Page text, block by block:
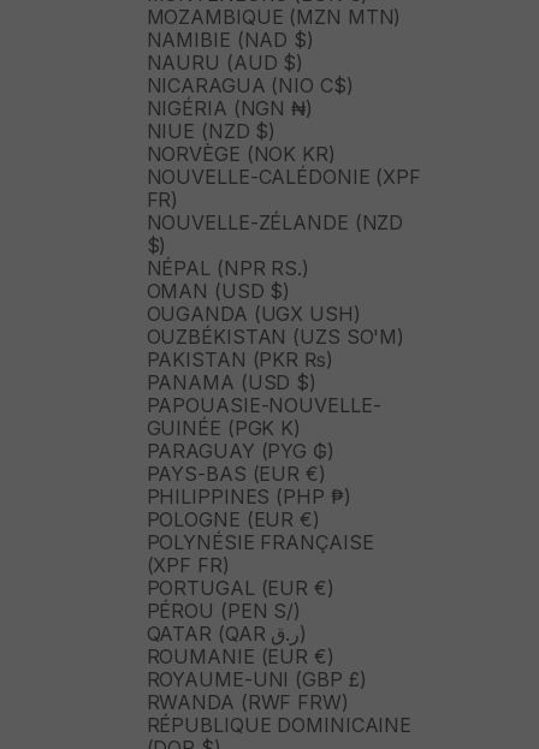
MOZAMBIQUE (MZN MTN)
NAMIBIE (NAD $)
NAURU (AUD $)
NICARAGUA (NIO C$)
NIGÉRIA (NGN ₦)
NIUE (NZD $)
NORVÈGE (NOK KR)
NOUVELLE-CALÉDONIE (XPF
FR)
NOUVELLE-ZÉLANDE (NZD
$)
NÉPAL (NPR RS.)
OMAN (USD $)
OUGANDA (UGX USH)
OUZBÉKISTAN (UZS SO'M)
PAKISTAN (PKR ₨)
PANAMA (USD $)
PAPOUASIE-NOUVELLE-
GUINÉE (PGK K)
PARAGUAY (PYG ₲)
PAYS-BAS (EUR €)
PHILIPPINES (PHP ₱)
POLOGNE (EUR €)
POLYNÉSIE FRANÇAISE
(XPF FR)
PORTUGAL (EUR €)
PÉROU (PEN S/)
QATAR (QAR ر.ق)
ROUMANIE (EUR €)
ROYAUME-UNI (GBP £)
RWANDA (RWF FRW)
RÉPUBLIQUE DOMINICAINE